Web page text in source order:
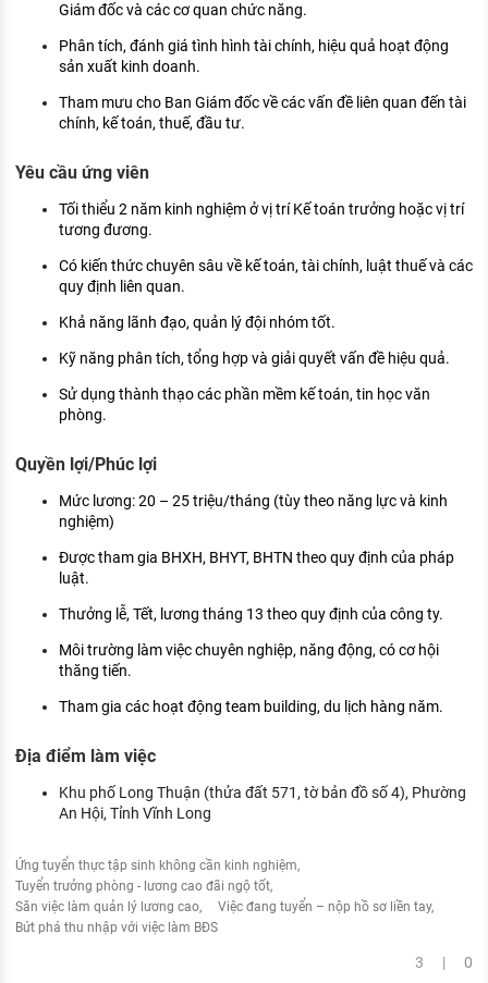
Đặc trưng từng nghề
Xu hướng việc làm
XÂY DỰNG VÀ PHÁT TRIỂN ĐỘI NGŨ
NHÂN SỰ
TUYỂN DỤNG VIỆC LÀM
Giám đốc và các cơ quan chức năng.
Phân tích, đánh giá tình hình tài chính, hiệu quả hoạt động
sản xuất kinh doanh.
Tham mưu cho Ban Giám đốc về các vấn đề liên quan đến tài
chính, kế toán, thuế, đầu tư.
Yêu cầu ứng viên
Tối thiểu 2 năm kinh nghiệm ở vị trí Kế toán trưởng hoặc vị trí
tương đương.
Có kiến thức chuyên sâu về kế toán, tài chính, luật thuế và các
quy định liên quan.
Khả năng lãnh đạo, quản lý đội nhóm tốt.
Kỹ năng phân tích, tổng hợp và giải quyết vấn đề hiệu quả.
Sử dụng thành thạo các phần mềm kế toán, tin học văn
phòng.
Quyền lợi/Phúc lợi
Mức lương: 20 – 25 triệu/tháng (tùy theo năng lực và kinh
nghiệm)
Được tham gia BHXH, BHYT, BHTN theo quy định của pháp
luật.
Thưởng lễ, Tết, lương tháng 13 theo quy định của công ty.
Môi trường làm việc chuyên nghiệp, năng động, có cơ hội
thăng tiến.
Tham gia các hoạt động team building, du lịch hàng năm.
Địa điểm làm việc
Khu phố Long Thuận (thửa đất 571, tờ bản đồ số 4), Phường
An Hội, Tỉnh Vĩnh Long
Ứng tuyển thực tập sinh không cần kinh nghiệm
Tuyển trưởng phòng - lương cao đãi ngộ tốt
Săn việc làm quản lý lương cao
Việc đang tuyển – nộp hồ sơ liền tay
Bứt phá thu nhập với việc làm BĐS
3 | 0